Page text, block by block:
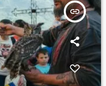
insert_link